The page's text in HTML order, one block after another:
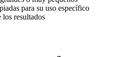
para su uso específico
resultados